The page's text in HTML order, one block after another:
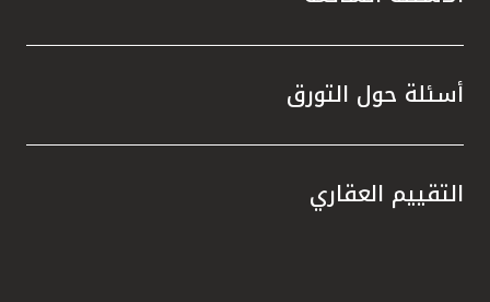
أسئلة حول التورق
التقييم العقاري